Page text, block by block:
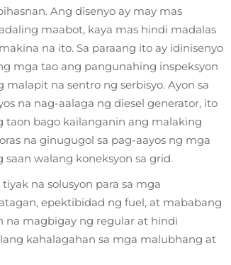
Ang disenyo ay may mas
maabot, kaya mas hindi madalas
na ito. Sa paraang ito ay idinisenyo
mga tao ang pangunahing inspeksyon
na sentro ng serbisyo. Ayon sa
na nag-aalaga ng diesel generator, ito
taon bago kailanganin ang malaking
na ginugugol sa pag-aayos ng mga
walang koneksyon sa grid.
na solusyon para sa mga
epektibidad ng fuel, at mababang
na magbigay ng regular at hindi
kahalagahan sa mga malubhang at